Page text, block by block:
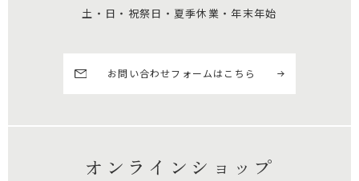
土・日・祝祭日・夏季休業・年末年始
お問い合わせフォームはこちら
オンラインショップ